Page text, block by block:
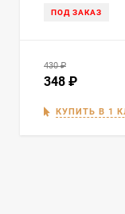
ПОД ЗАКАЗ
430₽
348 ₽
КУПИТЬ В 1